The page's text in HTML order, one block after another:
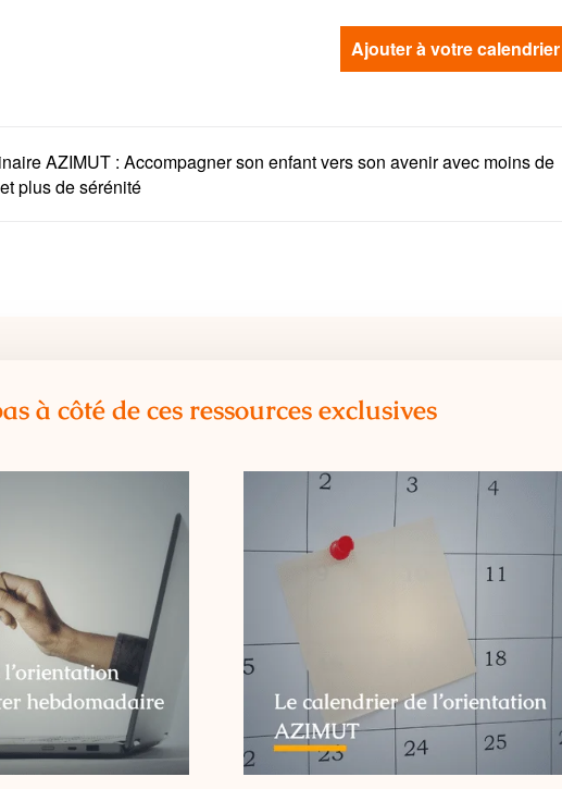
Ajouter à votre calendrier
AZIMUT : Accompagner son enfant vers son avenir avec moins de
plus de sérénité
à côté de ces ressources exclusives